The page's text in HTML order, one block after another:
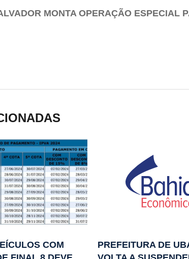
MONTA OPERAÇÃO ESPECIAL
COM
PREFEITURA DE